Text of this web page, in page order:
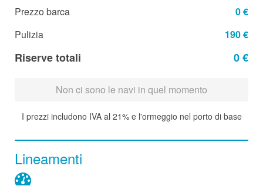
Prezzo barca
0 €
Pulizia
190 €
Riserve totali 0 €
Non ci sono le navi in quel momento
I prezzi includono IVA al 21% e l'ormeggio nel porto di base
Lineamenti